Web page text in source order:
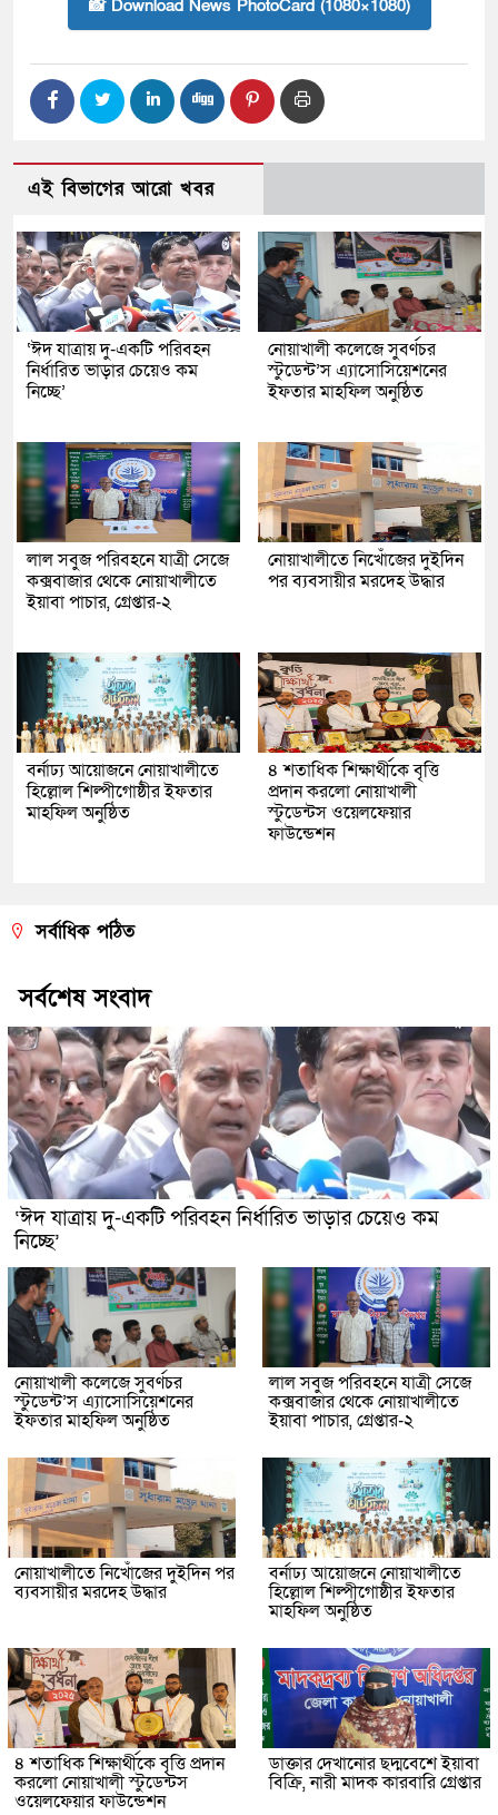
📸 Download News PhotoCard (1080×1080)
এই বিভাগের আরো খবর
‘ঈদ যাত্রায় দু-একটি পরিবহন
নির্ধারিত ভাড়ার চেয়েও কম
নিচ্ছে’
নোয়াখালী কলেজে সুবর্ণচর
স্টুডেন্ট’স এ্যাসোসিয়েশনের
ইফতার মাহফিল অনুষ্ঠিত
লাল সবুজ পরিবহনে যাত্রী সেজে
কক্সবাজার থেকে নোয়াখালীতে
ইয়াবা পাচার, গ্রেপ্তার-২
নোয়াখালীতে নিখোঁজের দুইদিন
পর ব্যবসায়ীর মরদেহ উদ্ধার
বর্নাঢ্য আয়োজনে নোয়াখালীতে
হিল্লোল শিল্পীগোষ্ঠীর ইফতার
মাহফিল অনুষ্ঠিত
৪ শতাধিক শিক্ষার্থীকে বৃত্তি
প্রদান করলো নোয়াখালী
স্টুডেন্টস ওয়েলফেয়ার
ফাউন্ডেশন
সর্বাধিক পঠিত
সর্বশেষ সংবাদ
‘ঈদ যাত্রায় দু-একটি পরিবহন নির্ধারিত ভাড়ার চেয়েও কম
নিচ্ছে’
নোয়াখালী কলেজে সুবর্ণচর
স্টুডেন্ট’স এ্যাসোসিয়েশনের
ইফতার মাহফিল অনুষ্ঠিত
লাল সবুজ পরিবহনে যাত্রী সেজে
কক্সবাজার থেকে নোয়াখালীতে
ইয়াবা পাচার, গ্রেপ্তার-২
নোয়াখালীতে নিখোঁজের দুইদিন পর
ব্যবসায়ীর মরদেহ উদ্ধার
বর্নাঢ্য আয়োজনে নোয়াখালীতে
হিল্লোল শিল্পীগোষ্ঠীর ইফতার
মাহফিল অনুষ্ঠিত
৪ শতাধিক শিক্ষার্থীকে বৃত্তি প্রদান
করলো নোয়াখালী স্টুডেন্টস
ওয়েলফেয়ার ফাউন্ডেশন
ডাক্তার দেখানোর ছদ্মবেশে ইয়াবা
বিক্রি, নারী মাদক কারবারি গ্রেপ্তার